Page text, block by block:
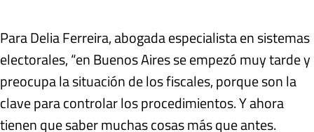
Para Delia Ferreira, abogada especialista en sistemas
electorales, “en Buenos Aires se empezó muy tarde y
preocupa la situación de los fiscales, porque son la
clave para controlar los procedimientos. Y ahora
tienen que saber muchas cosas más que antes.